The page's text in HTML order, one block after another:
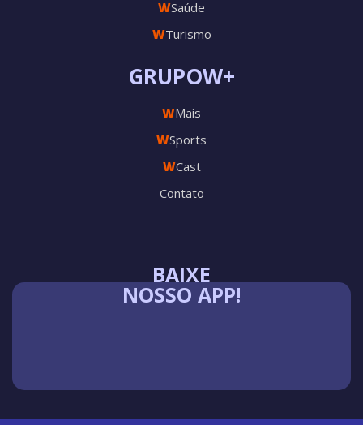
BAIXE
NOSSO APP!
GRUPOW+
WMais
WSports
WCast
Contato
WSaúde
WTurismo